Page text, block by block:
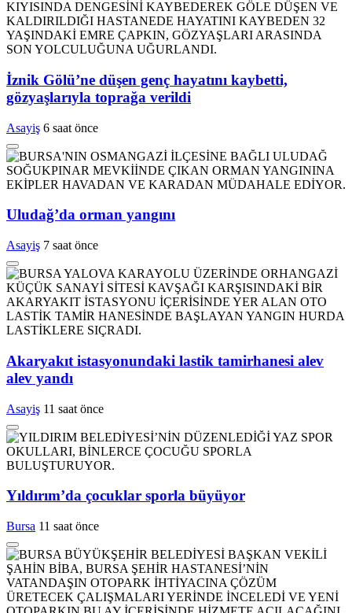
İznik Gölü’ne düşen genç hayatını kaybetti,
gözyaşlarıyla toprağa verildi
Asayiş 6 saat önce
Uludağ’da orman yangını
Asayiş 7 saat önce
Akaryakıt istasyonundaki lastik tamirhanesi alev
alev yandı
Asayiş 11 saat önce
Yıldırım’da çocuklar sporla büyüyor
Bursa 11 saat önce